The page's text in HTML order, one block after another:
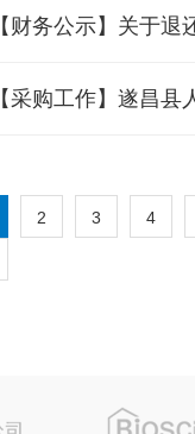
【财务公示】关于
【采购工作】遂昌
2 3 4